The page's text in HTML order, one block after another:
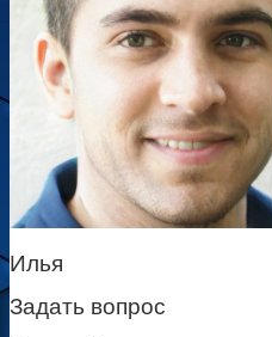
Илья
Задать вопрос